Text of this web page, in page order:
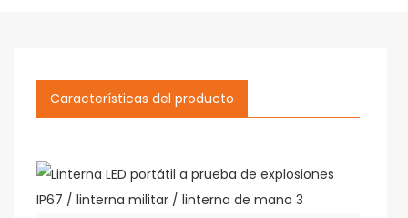
Características del producto